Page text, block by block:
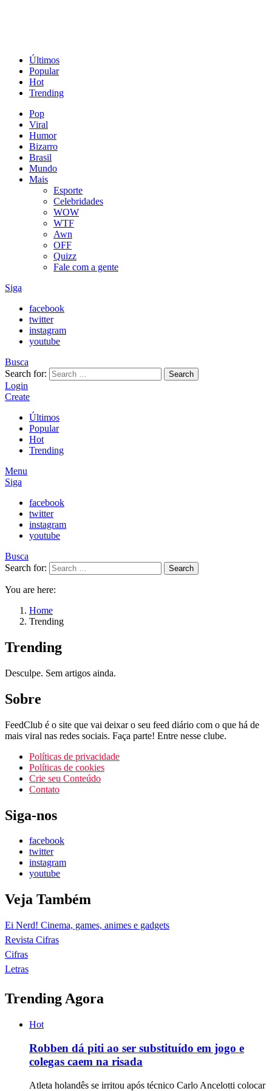
Últimos
Popular
Hot
Trending
Pop
Viral
Humor
Bizarro
Brasil
Mundo
Mais
Esporte
Celebridades
WOW
WTF
Awn
OFF
Quizz
Fale com a gente
Siga
facebook
twitter
instagram
youtube
Busca
Search for:
Search
Login
Create
Últimos
Popular
Hot
Trending
Menu
Siga
facebook
twitter
instagram
youtube
Busca
Search for:
Search
You are here:
Home
Trending
Trending
Desculpe. Sem artigos ainda.
Sobre
FeedClub é o site que vai deixar o seu feed diário com o que há de
mais viral nas redes sociais. Faça parte! Entre nesse clube.
Políticas de privacidade
Políticas de cookies
Crie seu Conteúdo
Contato
Siga-nos
facebook
twitter
instagram
youtube
Veja Também
Ei Nerd! Cinema, games, animes e gadgets
Revista Cifras
Cifras
Letras
Trending Agora
Hot
Robben dá piti ao ser substituído em jogo e
colegas caem na risada
Atleta holandês se irritou após técnico Carlo Ancelotti colocar